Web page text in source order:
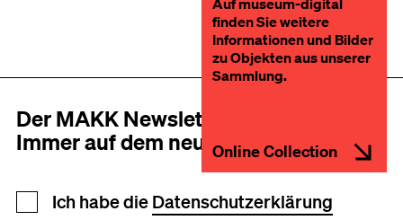
finden Sie weitere
Informationen und Bilder
zu Objekten aus unserer
Sammlung.
Online Collection
Der MAKK Newsletter
Immer auf dem neusten Stand
Newsletter Anmeldung
Ich habe die Datenschutzerklärung